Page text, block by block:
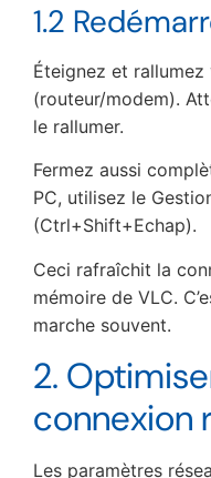
1.2
Éteignez et
(routeur/modem).
le rallumer.
Fermez aussi
PC, utilisez le
(Ctrl+Shift+Echap).
Ceci rafraîchit la
mémoire de VLC.
marche souvent.
2.
connexion
Les paramètres